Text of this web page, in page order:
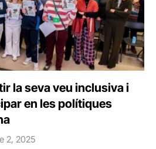
la seva veu inclusiva i
en les polítiques
2, 2025